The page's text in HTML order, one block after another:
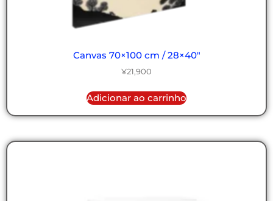
Canvas 70×100 cm / 28×40″
¥21,900
Adicionar ao carrinho